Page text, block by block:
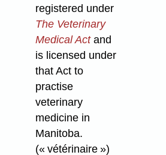
registered under
The Veterinary
Medical Actand
is licensed under
that Act to
practise
veterinary
medicine in
Manitoba.
(« vétérinaire »)